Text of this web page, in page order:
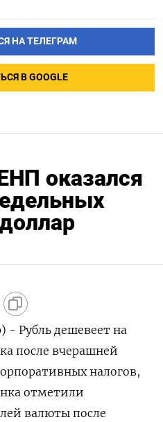
НА ТЕЛЕГРАМ
В GOOGLE
оказался
- Рубль дешевеет на
после вчерашней
налогов,
отметили
валюты после